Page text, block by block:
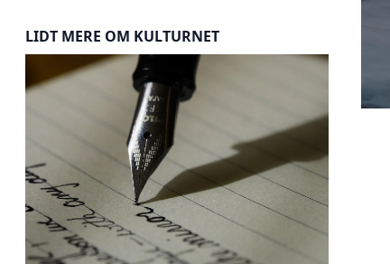
Sidebar
LIDT MERE OM KULTURNET